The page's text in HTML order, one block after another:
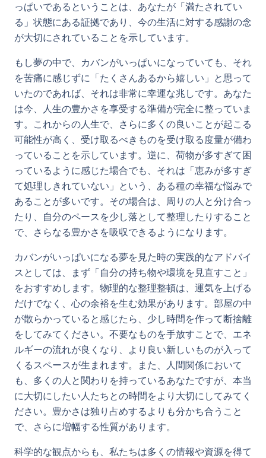
っぱいであるということは、あなたが「満たされてい
る」状態にある証拠であり、今の生活に対する感謝の念
が大切にされていることを示しています。
もし夢の中で、カバンがいっぱいになっていても、それ
を苦痛に感じずに「たくさんあるから嬉しい」と思って
いたのであれば、それは非常に幸運な兆しです。あなた
は今、人生の豊かさを享受する準備が完全に整っていま
す。これからの人生で、さらに多くの良いことが起こる
可能性が高く、受け取るべきものを受け取る度量が備わ
っていることを示しています。逆に、荷物が多すぎて困
っているように感じた場合でも、それは「恵みが多すぎ
て処理しきれていない」という、ある種の幸福な悩みで
あることが多いです。その場合は、周りの人と分け合っ
たり、自分のペースを少し落として整理したりすること
で、さらなる豊かさを吸収できるようになります。
カバンがいっぱいになる夢を見た時の実践的なアドバイ
スとしては、まず「自分の持ち物や環境を見直すこと」
をおすすめします。物理的な整理整頓は、運気を上げる
だけでなく、心の余裕を生む効果があります。部屋の中
が散らかっていると感じたら、少し時間を作って断捨離
をしてみてください。不要なものを手放すことで、エネ
ルギーの流れが良くなり、より良い新しいものが入って
くるスペースが生まれます。また、人間関係において
も、多くの人と関わりを持っているあなたですが、本当
に大切にしたい人たちとの時間をより大切にしてみてく
ださい。豊かさは独り占めするよりも分かち合うこと
で、さらに増幅する性質があります。
科学的な観点からも、私たちは多くの情報や資源を得て